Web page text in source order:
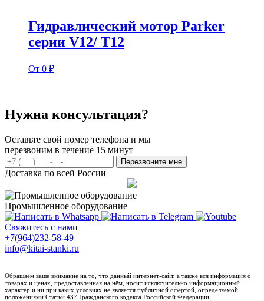
Гидравлический мотор Parker
серии V12/ T12
От 0 ₽
Нужна консультация?
Оставьте свой номер телефона и мы
перезвоним в течение 15 минут
Перезвоните мне
Доставка по всей России
Промышленное оборудование
Свяжитесь с нами
+7(964)232-58-49
info@kitai-stanki.ru
Обращаем ваше внимание на то, что данный интернет-сайт, а также вся информация о
товарах и ценах, предоставленная на нём, носит исключительно информационный
характер и ни при каких условиях не является публичной офертой, определяемой
положениями Статьи 437 Гражданского кодекса Российской Федерации.